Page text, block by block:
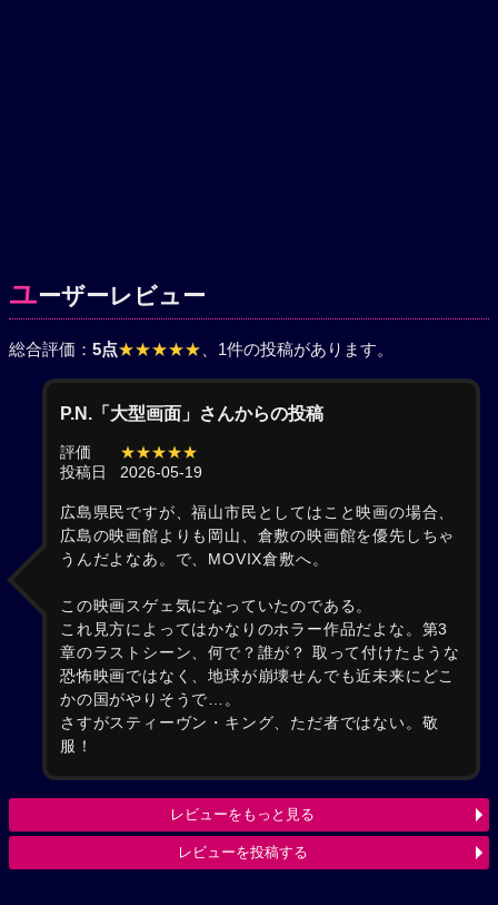
ユーザーレビュー
総合評価： 5点★★★★★ 、1件の投稿があります。
P.N.「大型画面」さんからの投稿
評価
★★★★★
投稿日
2026-05-19
広島県民ですが、福山市民としてはこと映画の場合、
広島の映画館よりも岡山、倉敷の映画館を優先しちゃ
うんだよなあ。で、MOVIX倉敷へ。
この映画スゲェ気になっていたのである。
これ見方によってはかなりのホラー作品だよな。第3
章のラストシーン、何で？誰が？ 取って付けたような
恐怖映画ではなく、地球が崩壊せんでも近未来にどこ
かの国がやりそうで…。
さすがスティーヴン・キング、ただ者ではない。敬
服！
レビューをもっと見る
レビューを投稿する